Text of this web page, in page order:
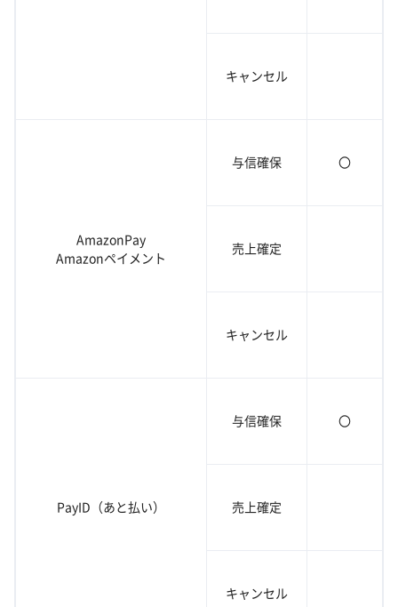
キャンセル
AmazonPay
Amazonペイメント
与信確保 〇
売上確定
キャンセル
PayID（あと払い）
与信確保 〇
売上確定
キャンセル